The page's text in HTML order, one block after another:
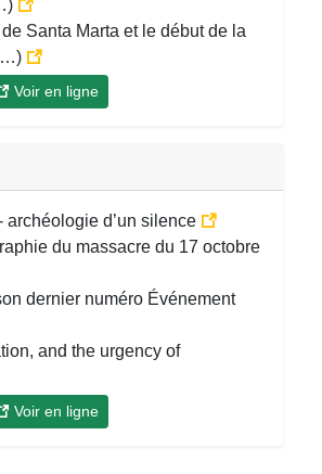
Santa Marta et le début de la
Voir en ligne
archéologie d’un silence
du massacre du 17 octobre
dernier numéro Événement
and the urgency of
Voir en ligne